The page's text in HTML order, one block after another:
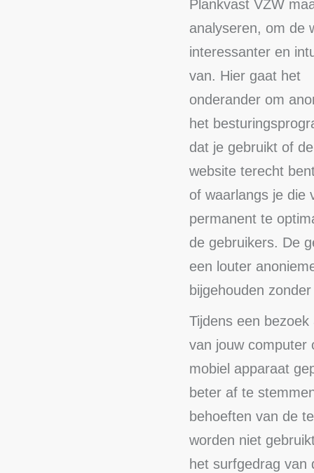
Plankvast VZW
analyseren, om de
interessanter en
van. Hier gaat het
onderander om
het
dat je gebruikt of
website terecht
of waarlangs je die
permanent te
de gebruikers. De
een louter
bijgehouden
Tijdens een
van jouw computer
mobiel apparaat
beter af te
behoeften van de
worden niet
het surfgedrag van